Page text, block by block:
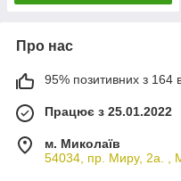
Про нас
95% позитивних з 164
Працює з 25.01.2022
м. Миколаїв
54034, пр. Миру, 2а. ,